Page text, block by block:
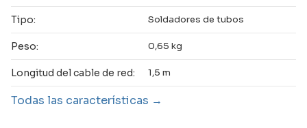
Tipo: Soldadores de tubos
Peso: 0,65 kg
Longitud del cable de red: 1,5 m
Todas las características